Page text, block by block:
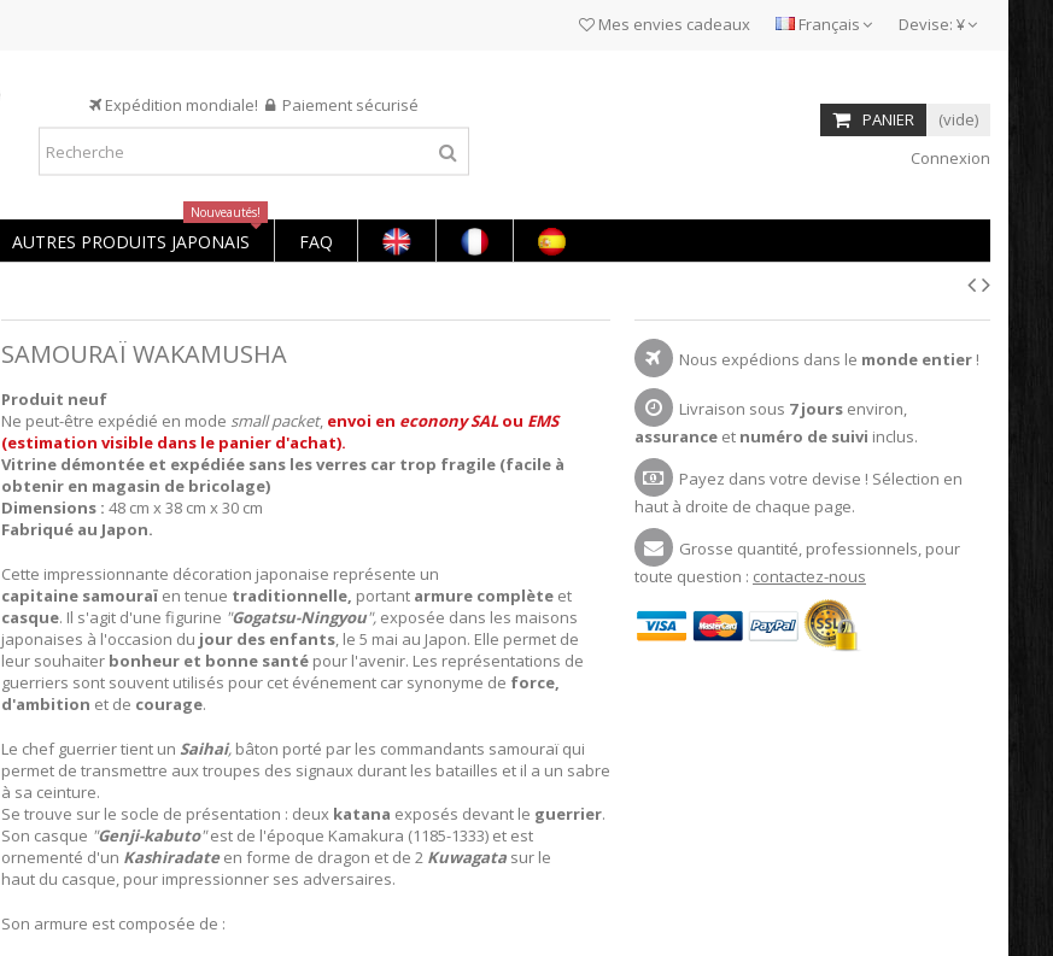
Devise: ¥
Français
Mes envies cadeaux
Expédition mondiale! Paiement sécurisé
PANIER
(vide)
Connexion
AUTRES PRODUITS JAPONAIS
Nouveautés!
FAQ
SAMOURAÏ WAKAMUSHA
Produit neuf
Ne peut-être expédié en mode small packet, envoi en econony SALou EMS
(estimation visible dans le panier d'achat).
Vitrine démontée et expédiée sans les verres car trop fragile (facile à
obtenir en magasin de bricolage)
Dimensions : 48 cm x 38 cm x 30 cm
Fabriqué au Japon.
Cette impressionnante décoration japonaise représente un
capitaine samouraï en tenue traditionnelle, portant armure complèteet
casque. Il s'agit d'une figurine "Gogatsu-Ningyou", exposée dans les maisons
japonaises à l'occasion du jour des enfants, le 5 mai au Japon. Elle permet de
leur souhaiter bonheur et bonne santé pour l'avenir. Les représentations de
guerriers sont souvent utilisés pour cet événement car synonyme de force,
d'ambition et de courage.
Le chef guerrier tient un Saihai,bâton porté par les commandants samouraï qui
permet de transmettre aux troupes des signaux durant les batailles et il a un sabre
à sa ceinture.
Se trouve sur le socle de présentation : deux katana exposés devant le guerrier.
Son casque "Genji-kabuto" est de l'époque Kamakura (1185-1333) et est
ornementé d'un Kashiradate en forme de dragon et de 2 Kuwagatasur le
haut du casque, pour impressionner ses adversaires.
Son armure est composée de :
Nous expédions dans le monde entier!
Livraison sous 7 joursenviron,
assuranceet numéro de suivi inclus.
Payez dans votre devise ! Sélection en
haut à droite de chaque page.
Grosse quantité, professionnels, pour
toute question : contactez-nous